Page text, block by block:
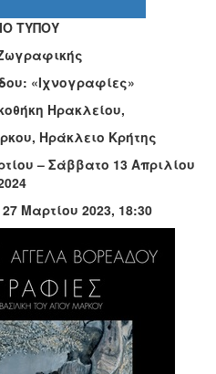
ΤΥΠΟΥ
«Ιχνογραφίες»
Ηρακλείου,
Ηράκλειο Κρήτης
– Σάββατο 13 Απριλίου
Μαρτίου 2023, 18:30